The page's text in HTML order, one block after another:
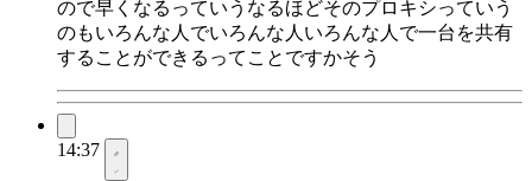
ので早くなるっていうなるほどそのプロキシっていう
のもいろんな人でいろんな人いろんな人で一台を共有
することができるってことですかそう
14:37